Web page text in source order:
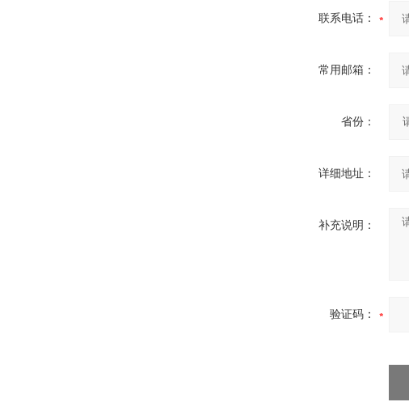
联系电话：
常用邮箱：
省份：
详细地址：
补充说明：
验证码：